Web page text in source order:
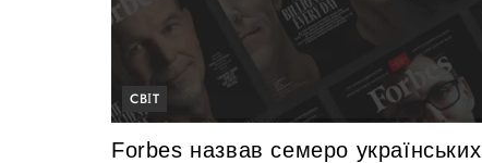
СВІТ
Forbes назвав семеро українських